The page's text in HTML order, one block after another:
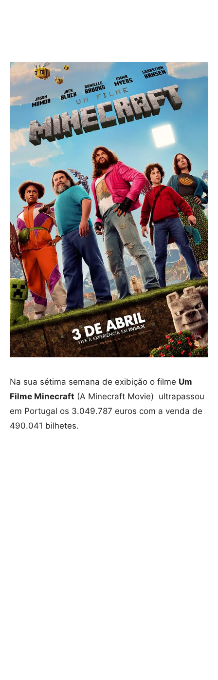
Na sua sétima semana de exibição o filme Um
Filme Minecraft (A Minecraft Movie) ultrapassou
em Portugal os 3.049.787 euros com a venda de
490.041 bilhetes.